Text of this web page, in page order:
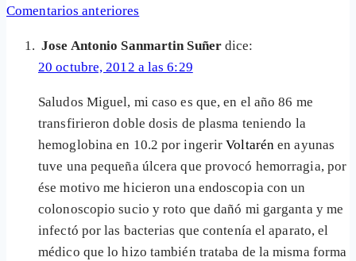
Navegación
de
comentarios
Comentarios anteriores
Jose Antonio Sanmartin Suñer dice:
20 octubre, 2012 a las 6:29
Saludos Miguel, mi caso es que, en el año 86 me
transfirieron doble dosis de plasma teniendo la
hemoglobina en 10.2 por ingerirVoltarénen ayunas
tuve una pequeña úlcera que provocó hemorragia, por
ése motivo me hicieron una endoscopia con un
colonoscopio sucio y roto que dañó mi garganta y me
infectó por las bacterias que contenía el aparato, el
médico que lo hizo también trataba de la misma forma